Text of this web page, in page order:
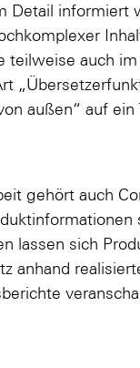
Detail informiert
teilweise auch
außen“ auf
gehört auch
lassen sich
anhand